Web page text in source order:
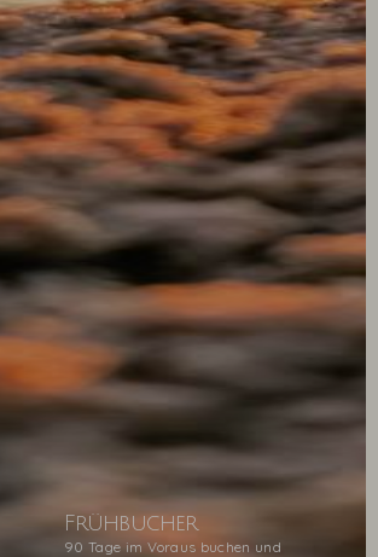
Frühbucher
90 Tage im Voraus buchen und